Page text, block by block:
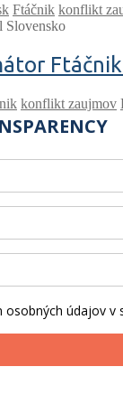
Ftáčnik konflikt
konflikt zaujmov